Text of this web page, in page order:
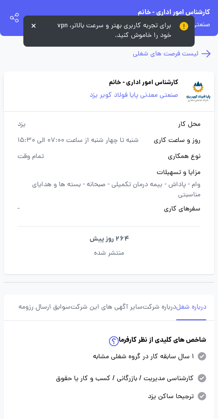
کارشناس امور اداری - خانم
صنعتی معدنی پایا فولاد کویر یزد
لیست فرصت های شغلی
کارشناس امور اداری - خانم
صنعتی معدنی پایا فولاد کویر یزد
محل کار
یزد
روز و ساعت کاری
شنبه تا چهار شنبه از ساعت 07:00 الی 15:30
نوع همکاری
تمام وقت
مزایا و تسهیلات
وام -پاداش - بیمه درمان تکمیلی - صبحانه -بسته ها و هدایای
مناسبتی
سفرهای کاری
-
264 روز پیش
منتشر شده
درباره شغلدرباره شرکتسایر آگهی های این شرکتسوابق ارسال رزومه
شاخص های کلیدی از نظر کارفرما
1 سال سابقه کار در گروه شغلی مشابه
کارشناسی مدیریت / بازرگانی / کسب و کار یا حقوق
ترجیحا ساکن یزد
برای تجربه کاربری بهتر و سرعت بالاتر، vpn
خود را خاموش کنید.